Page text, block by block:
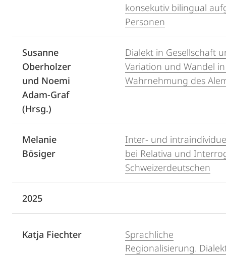
konsekutiv bilingual
Personen
Susanne
Oberholzer
und Noemi
Adam-Graf
(Hrsg.)
Dialekt in Gesellschaft
Variation und Wandel
Wahrnehmung des
Melanie
Bösiger
Inter- und
bei Relativa und
Schweizerdeutschen
2025
Katja Fiechter
Sprachliche
Regionalisierung.